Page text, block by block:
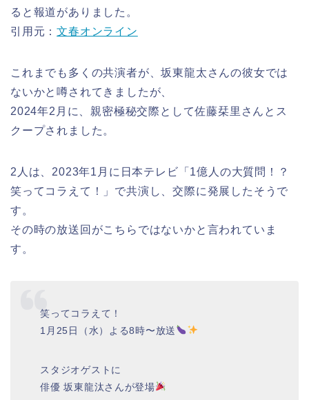
ると報道がありました。
引用元：文春オンライン
これまでも多くの共演者が、坂東龍太さんの彼女では
ないかと噂されてきましたが、
2024年2月に、親密極秘交際として佐藤栞里さんとス
クープされました。
2人は、2023年1月に日本テレビ「1億人の大質問！？
笑ってコラえて！」で共演し、交際に発展したそうで
す。
その時の放送回がこちらではないかと言われていま
す。
笑ってコラえて！
1月25日（水）よる8時〜放送
スタジオゲストに
俳優 坂東龍汰さんが登場